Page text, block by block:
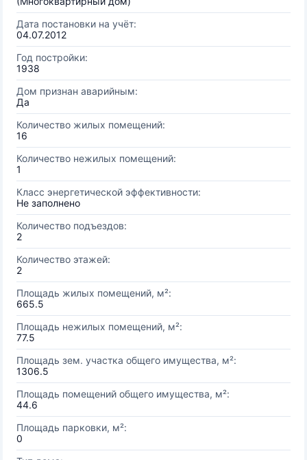
Дата постановки на учёт:
04.07.2012
Год постройки:
1938
Дом признан аварийным:
Да
Количество жилых помещений:
16
Количество нежилых помещений:
1
Класс энергетической эффективности:
Не заполнено
Количество подъездов:
2
Количество этажей:
2
Площадь жилых помещений, м²:
665.5
Площадь нежилых помещений, м²:
77.5
Площадь зем. участка общего имущества, м²:
1306.5
Площадь помещений общего имущества, м²:
44.6
Площадь парковки, м²:
0